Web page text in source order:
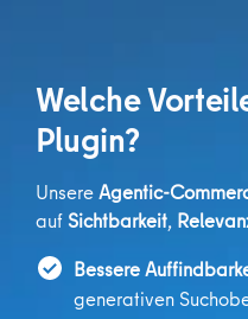
Welche
Plugin?
UnsereAgentic-
auf Sichtbarkeit,
Bessere
generativen